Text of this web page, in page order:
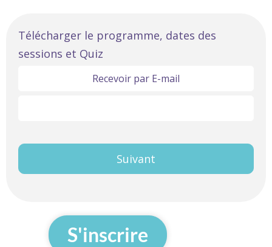
Formation AIPR
Opérateur
Télécharger le programme, dates des
sessions et Quiz
Recevoir par E-mail
Suivant
S'inscrire